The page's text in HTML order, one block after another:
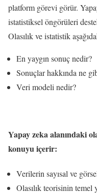
platform görevi görür.
istatistiksel öngörüleri
Olasılık ve istatistik
En yaygın sonuç nedir?
Sonuçlar hakkında ne
Veri modeli nedir?
Yapay zeka alanındaki
konuyu içerir:
Verilerin sayısal ve
Olasılık teorisinin temel